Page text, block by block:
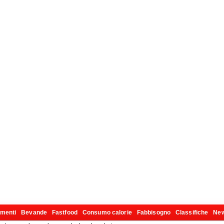
Bevande Fastfood Consumo calorie Fabbisogno Classifiche